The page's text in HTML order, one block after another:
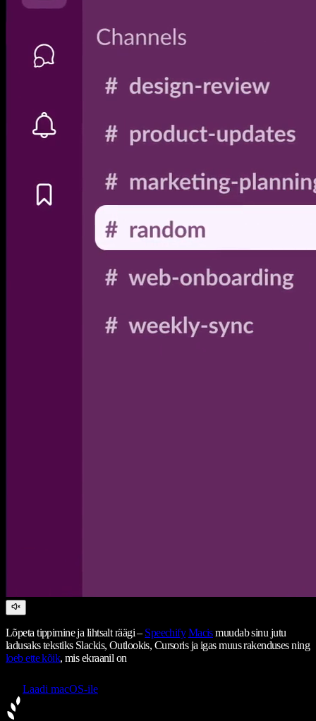
Lõpeta tippimine ja lihtsalt räägi – Speechify Macismuudab sinu jutu
ladusaks tekstiks Slackis, Outlookis, Cursoris ja igas muus rakenduses ning
loeb ette kõik, mis ekraanil on
Laadi macOS-ile